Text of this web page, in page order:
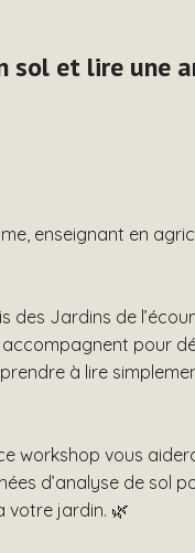
sol et lire une
enseignant en
des Jardins de
pour
à lire
workshop vous
d’analyse de sol
votre jardin. 🌿